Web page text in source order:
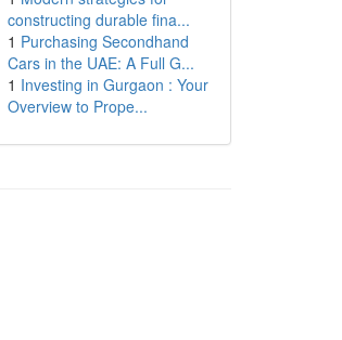
constructing durable fina...
1 Purchasing Secondhand
Cars in the UAE: A Full G...
1 Investing in Gurgaon : Your
Overview to Prope...